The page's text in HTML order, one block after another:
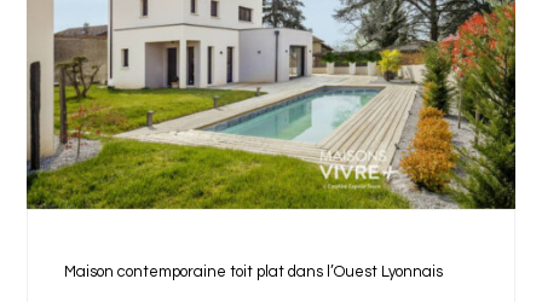
Maison contemporaine toit plat dans l’Ouest Lyonnais